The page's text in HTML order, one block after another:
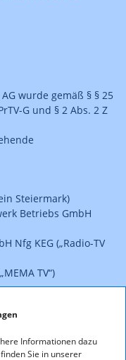
Informationen dazu
Sie in unserer
wurde gemäß § § 25
G und § 2 Abs. 2 Z
Steiermark)
Betriebs GmbH
Nfg KEG („Radio-TV
TV“)